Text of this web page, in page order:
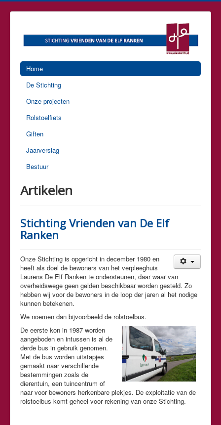
Home
De Stichting
Onze projecten
Rolstoelfiets
Giften
Jaarverslag
Bestuur
Artikelen
Stichting Vrienden van De Elf
Ranken
Onze Stichting is opgericht in december 1980 en
heeft als doel de bewoners van het verpleeghuis
Laurens De Elf Ranken te ondersteunen, daar waar van
overheidswege geen gelden beschikbaar worden gesteld. Zo
hebben wij voor de bewoners in de loop der jaren al het nodige
kunnen betekenen.
We noemen dan bijvoorbeeld de rolstoelbus.
De eerste kon in 1987 worden
aangeboden en intussen is al de
derde bus in gebruik genomen.
Met de bus worden uitstapjes
gemaakt naar verschillende
bestemmingen zoals de
dierentuin, een tuincentrum of
naar voor bewoners herkenbare plekjes. De exploitatie van de
rolstoelbus komt geheel voor rekening van onze Stichting.